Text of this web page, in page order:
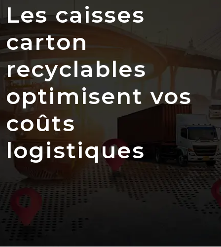
Les caisses
carton
recyclables
optimisent vos
coûts
logistiques